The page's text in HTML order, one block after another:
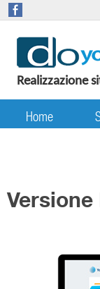
Realizzazione
Home